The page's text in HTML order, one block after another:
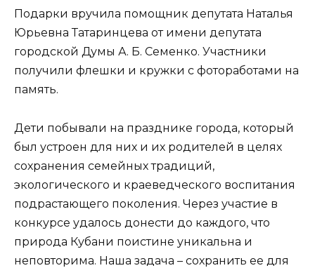
Подарки вручила помощник депутата Наталья
Юрьевна Татаринцева от имени депутата
городской Думы А. Б. Семенко. Участники
получили флешки и кружки с фотоработами на
память.
Дети побывали на празднике города, который
был устроен для них и их родителей в целях
сохранения семейных традиций,
экологического и краеведческого воспитания
подрастающего поколения. Через участие в
конкурсе удалось донести до каждого, что
природа Кубани поистине уникальна и
неповторима. Наша задача – сохранить ее для